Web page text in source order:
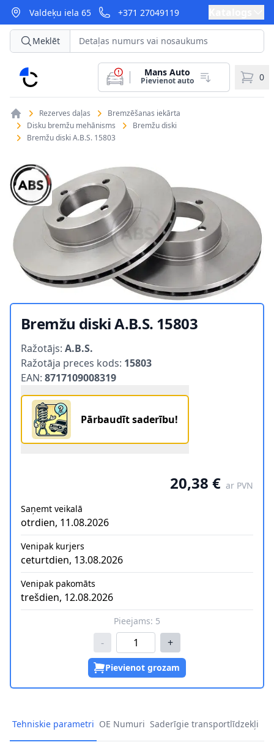
Valdeķu iela 65 +371 27049119
CarParts
Meklēt
Mans Auto
Pievienot auto 0
Rezerves daļas
Bremzēšanas iekārta
Disku bremžu mehānisms
Bremžu diski
Bremžu diski A.B.S. 15803
Bremžu diski A.B.S. 15803
Ražotājs: A.B.S.
Ražotāja preces kods: 15803
EAN: 8717109008319
Pārbaudīt saderību!
20,38 € ar PVN
Saņemt veikalā
otrdien, 11.08.2026
Venipak kurjers
ceturtdien, 13.08.2026
Venipak pakomāts
trešdien, 12.08.2026
Pieejams: 5
- +
Pievienot grozam
Tehniskie parametri OE Numuri Saderīgie transportlīdzekļi